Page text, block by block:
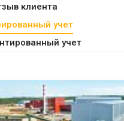
клиента
учет
учет